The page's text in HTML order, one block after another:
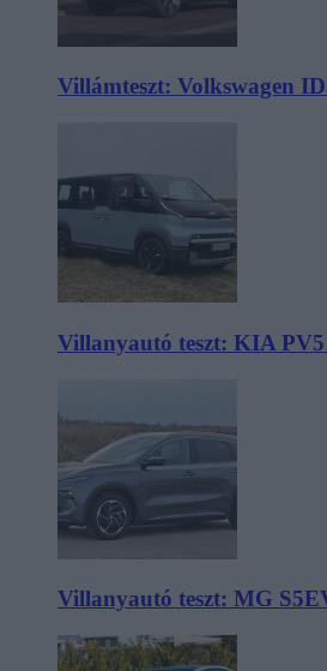
Villámteszt: Volkswagen
Villanyautó teszt: KIA PV5
Villanyautó teszt: MG